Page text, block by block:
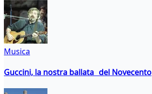
Musica
Guccini, la nostra ballata del Novecento